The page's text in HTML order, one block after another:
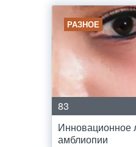
РАЗНОЕ
83
Инновационное
амблиопии